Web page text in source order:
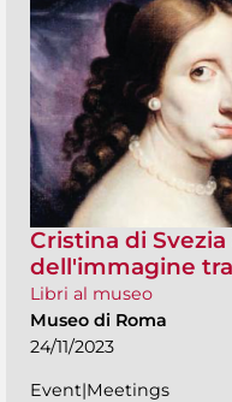
Cristina di
dell'immagine
Libri al museo
Museo di Roma
24/11/2023
Event|Meetings